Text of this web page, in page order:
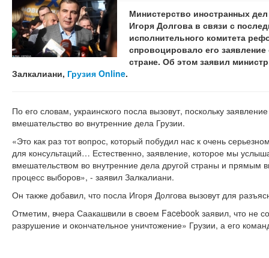
Министерство иностранных
Игоря Долгова в связи с
исполнительного комитета
спровоцировало его
стране. Об этом заявил
Залкалиани, Грузия Online.
По его словам, украинского посла вызовут, поскольку
вмешательство во внутренние дела Грузии.
«Это как раз тот вопрос, который побудил нас к очень
для консультаций… Естественно, заявление, которое мы
вмешательством во внутренние дела другой страны и прямым
процесс выборов», - заявил Залкалиани.
Он также добавил, что посла Игоря Долгова вызовут для
Отметим, вчера Саакашвили в своем Facebook заявил, что не
разрушение и окончательное уничтожение» Грузии, а его